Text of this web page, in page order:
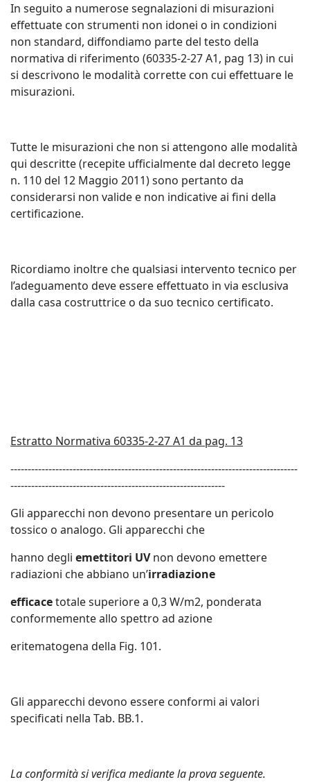
In seguito a numerose segnalazioni di misurazioni
effettuate con strumenti non idonei o in condizioni
non standard, diffondiamo parte del testo della
normativa di riferimento (60335-2-27 A1, pag 13) in cui
si descrivono le modalità corrette con cui effettuare le
misurazioni.
Tutte le misurazioni che non si attengono alle modalità
qui descritte (recepite ufficialmente dal decreto legge
n. 110 del 12 Maggio 2011) sono pertanto da
considerarsi non valide e non indicative ai fini della
certificazione.
Ricordiamo inoltre che qualsiasi intervento tecnico per
l’adeguamento deve essere effettuato in via esclusiva
dalla casa costruttrice o da suo tecnico certificato.
Estratto Normativa 60335-2-27 A1 da pag. 13
-----------------------------------------------------------------------------------
--------------------------------------------------------------
Gli apparecchi non devono presentare un pericolo
tossico o analogo. Gli apparecchi che
hanno degli emettitori UVnon devono emettere
radiazioni che abbiano un’irradiazione
efficacetotale superiore a 0,3 W/m2, ponderata
conformemente allo spettro ad azione
eritematogena della Fig. 101.
Gli apparecchi devono essere conformi ai valori
specificati nella Tab. BB.1.
La conformità si verifica mediante la prova seguente.